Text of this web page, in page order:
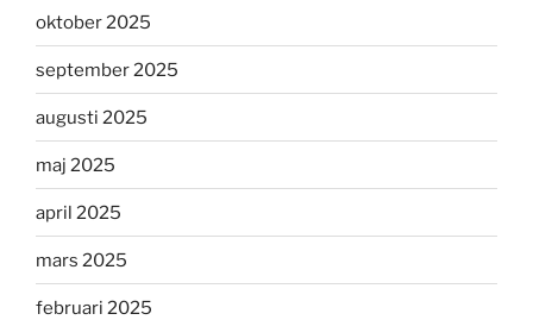
oktober 2025
september 2025
augusti 2025
maj 2025
april 2025
mars 2025
februari 2025